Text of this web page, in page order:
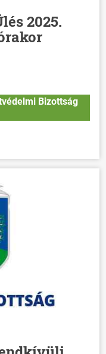
2025.
Bizottság